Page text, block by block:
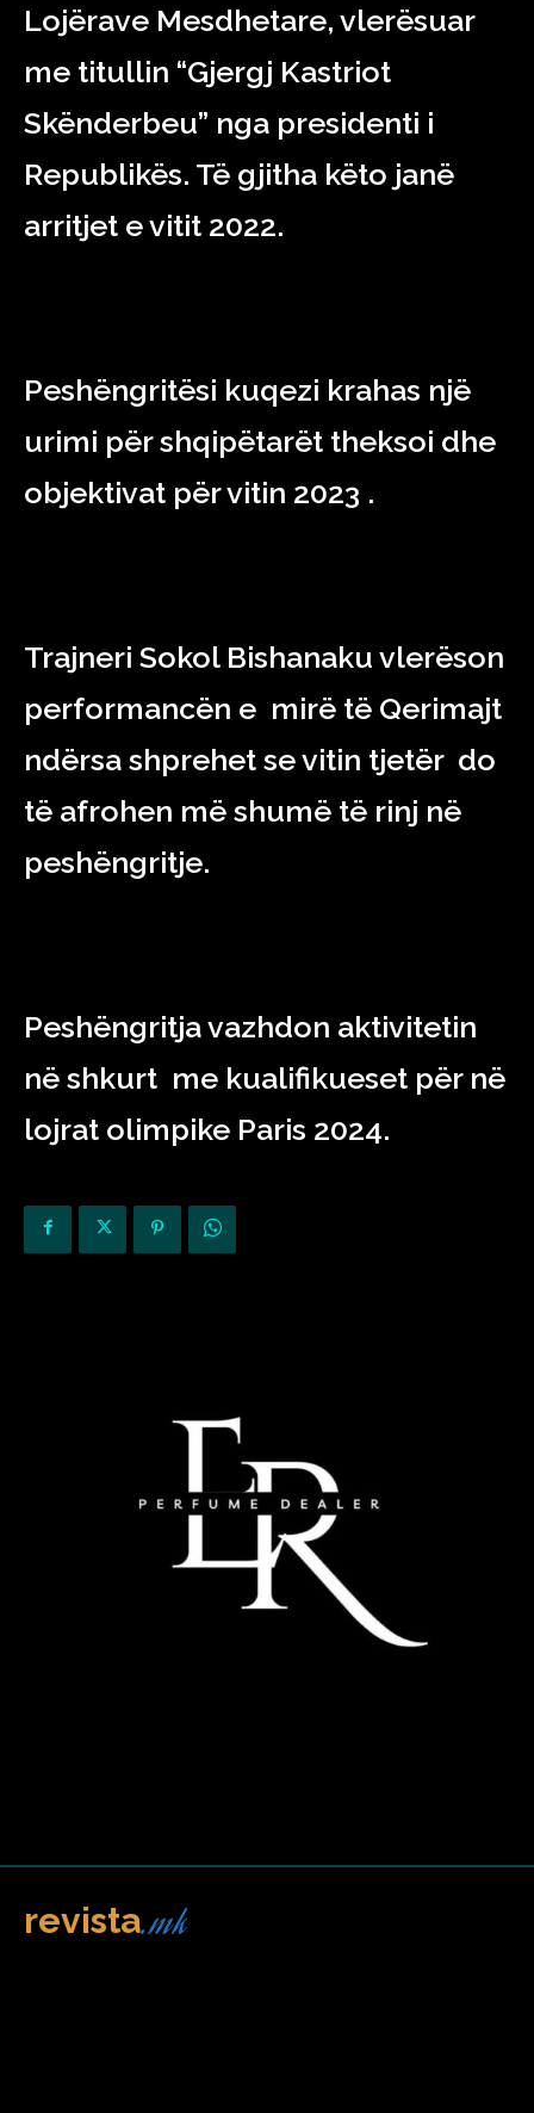
Lojërave Mesdhetare, vlerësuar
me titullin “Gjergj Kastriot
Skënderbeu” nga presidenti i
Republikës. Të gjitha këto janë
arritjet e vitit 2022.
Peshëngritësi kuqezi krahas një
urimi për shqipëtarët theksoi dhe
objektivat për vitin 2023 .
Trajneri Sokol Bishanaku vlerëson
performancën e mirë të Qerimajt
ndërsa shprehet se vitin tjetër do
të afrohen më shumë të rinj në
peshëngritje.
Peshëngritja vazhdon aktivitetin
në shkurt me kualifikueset për në
lojrat olimpike Paris 2024.
revista.mk